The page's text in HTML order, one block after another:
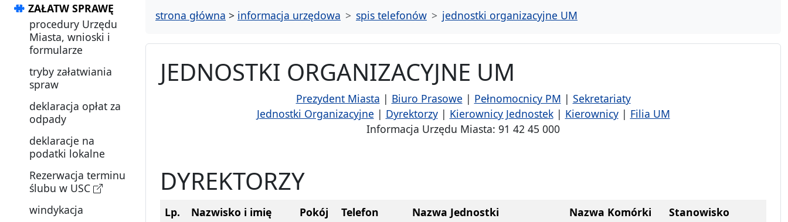
ZAŁATW SPRAWĘ
procedury Urzędu
Miasta, wnioski i
formularze
tryby załatwiania
spraw
deklaracja opłat za
odpady
deklaracje na
podatki lokalne
Rezerwacja terminu
ślubu w USC
windykacja
strona główna > informacja urzędowa spis telefonów jednostki organizacyjne UM
JEDNOSTKI ORGANIZACYJNE UM
Prezydent Miasta | Biuro Prasowe | Pełnomocnicy PM | Sekretariaty
Jednostki Organizacyjne | Dyrektorzy| Kierownicy Jednostek| Kierownicy| Filia UM
Informacja Urzędu Miasta: 91 42 45 000
DYREKTORZY
Lp. Nazwisko i imię Pokój Telefon Nazwa Jednostki Nazwa Komórki
Stanowisko